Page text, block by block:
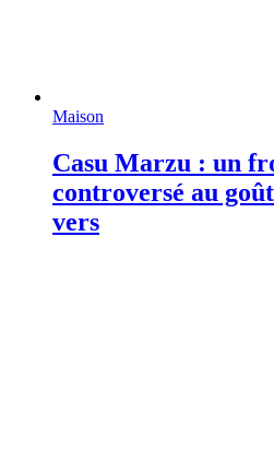
Maison
Casu Marzu : un
controversé au
vers